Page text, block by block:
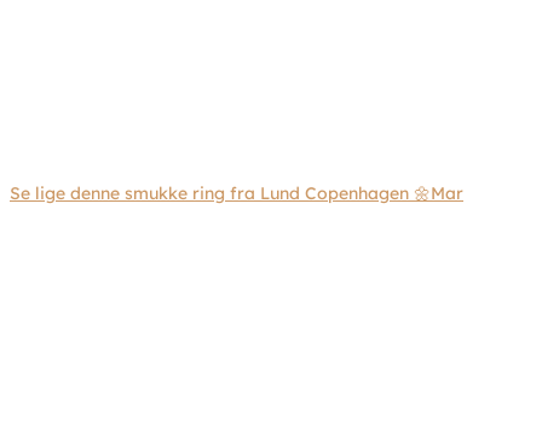
Se lige denne smukke ring fra Lund Copenhagen 🌼Mar